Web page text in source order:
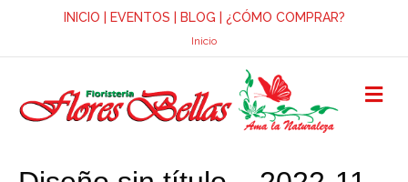
INICIO EVENTOS BLOG ¿CÓMO COMPRAR?
Inicio
M
E